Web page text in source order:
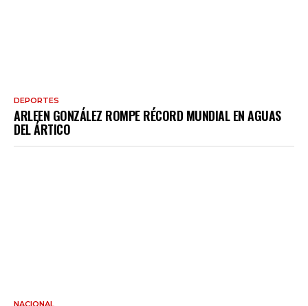
DEPORTES
ARLEEN GONZÁLEZ ROMPE RÉCORD MUNDIAL EN AGUAS
DEL ÁRTICO
NACIONAL